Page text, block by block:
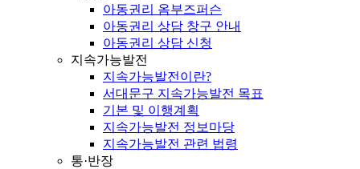
아동권리 옴부즈퍼슨
아동권리 상담 창구 안내
아동권리 상담 신청
지속가능발전
지속가능발전이란?
서대문구 지속가능발전 목표
기본 및 이행계획
지속가능발전 정보마당
지속가능발전 관련 법령
통·반장